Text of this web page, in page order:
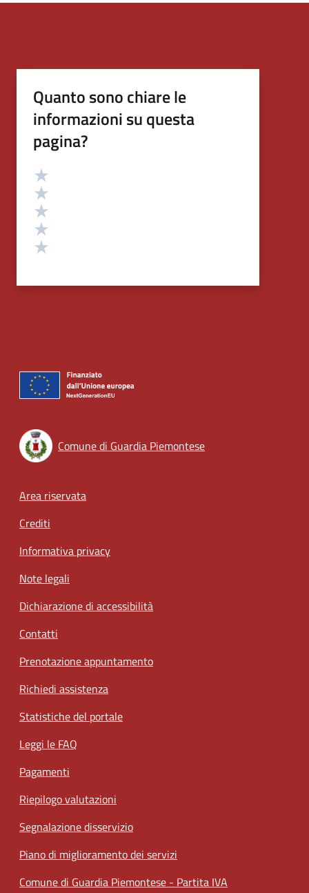
Quanto sono chiare le
informazioni su questa
pagina?
Valutazione
Comune di Guardia Piemontese
Footer menu
Area riservata
Crediti
Informativa privacy
Note legali
Dichiarazione di accessibilità
Contatti
Prenotazione appuntamento
Richiedi assistenza
Statistiche del portale
Leggi le FAQ
Pagamenti
Riepilogo valutazioni
Segnalazione disservizio
Piano di miglioramento dei servizi
Comune di Guardia Piemontese - Partita IVA